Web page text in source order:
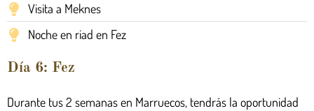
Visita a Meknes
Noche en riad en Fez
Día 6: Fez
Durante tus 2 semanas en Marruecos, tendrás la oportunidad